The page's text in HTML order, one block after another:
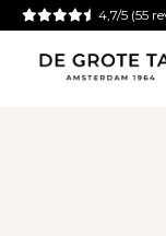
4,7/5 (55